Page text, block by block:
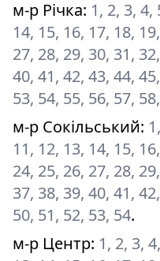
м-р Річка: 1, 2, 3, 4,
14, 15, 16, 17, 18,
27, 28, 29, 30, 31,
40, 41, 42, 43, 44,
53, 54, 55, 56, 57,
м-р Сокільський:
11, 12, 13, 14, 15,
24, 25, 26, 27, 28,
37, 38, 39, 40, 41,
50, 51, 52, 53, 54.
м-р Центр: 1, 2, 3,